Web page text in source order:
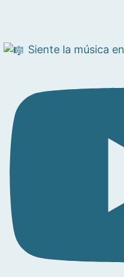
Siente la música